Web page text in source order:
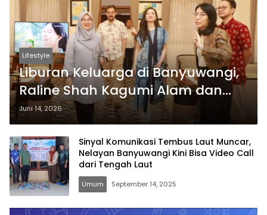
Lifestyle
Liburan Keluarga di Banyuwangi,
Raline Shah Kagumi Alam dan
Budaya Osing
Juni 14, 2026
Sinyal Komunikasi Tembus Laut Muncar,
Nelayan Banyuwangi Kini Bisa Video Call
dari Tengah Laut
Umum September 14, 2025